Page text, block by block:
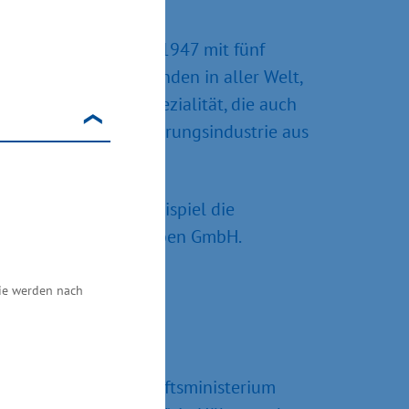
werden nach
Hoffmann startete 1947 mit fünf
Angaben Kunden in aller Welt,
ist eine beliebte Spezialität, die auch
die die Ernährungsindustrie aus
wie zum Beispiel die
Backstuben GmbH.
Euro. Das Wirtschaftsministerium